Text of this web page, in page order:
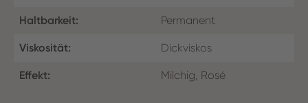
Haltbarkeit: Permanent
Viskosität: Dickviskos
Effekt: Milchig, Rosé